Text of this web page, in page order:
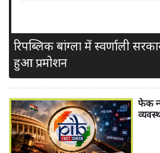
रिपब्लिक बांग्ला में स्वर्णाली
हुआ प्रमोशन
फेक